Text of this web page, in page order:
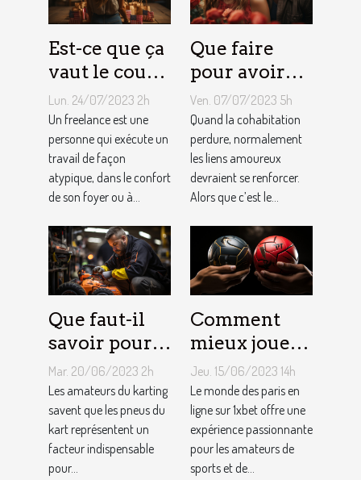
Est-ce que ça
vaut le coup
de devenir
indépendant
?
Lun. 24/07/2023 2h
Un freelance est une
personne qui exécute un
travail de façon
atypique, dans le confort
de son foyer ou à...
Que faire
pour avoir
toujours la
vie rose en
couple ?
Ven. 07/07/2023 5h
Quand la cohabitation
perdure, normalement
les liens amoureux
devraient se renforcer.
Alors que c’est le...
Que faut-il
savoir pour
un meilleur
ajustement
de la
pression des
pneus de
Mar. 20/06/2023 2h
Les amateurs du karting
savent que les pneus du
kart représentent un
facteur indispensable
pour...
Comment
mieux jouer
pour gagner
au jeu
1XBET ?
Jeu. 15/06/2023 14h
Le monde des paris en
ligne sur 1xbet offre une
expérience passionnante
pour les amateurs de
sports et de...